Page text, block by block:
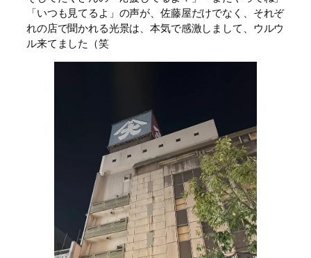
「いつも見てるよ」の声が、佐藤屋だけでなく、それぞ
れの店で聞かれる光景は、本気で感激しまして、ウルウ
ル来てました（笑